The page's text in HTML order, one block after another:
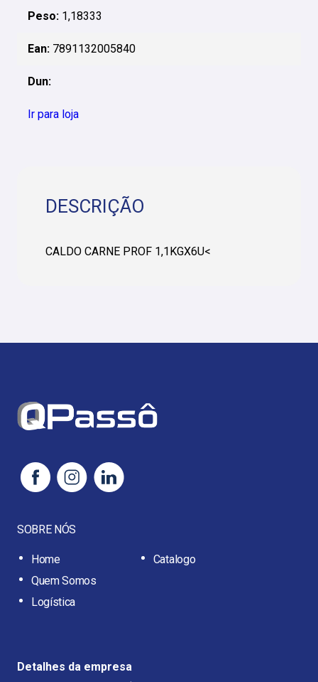
Peso: 1,18333
Ean: 7891132005840
Dun:
Ir para loja
DESCRIÇÃO
CALDO CARNE PROF 1,1KGX6U<
SOBRE NÓS
Home
Quem Somos
Logística
Catalogo
Detalhes da empresa